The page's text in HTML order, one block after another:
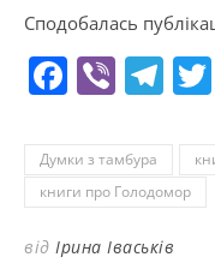
Сподобалась
Viber
Думки з тамбура
книги про Голодомор
від Ірина Іваськів